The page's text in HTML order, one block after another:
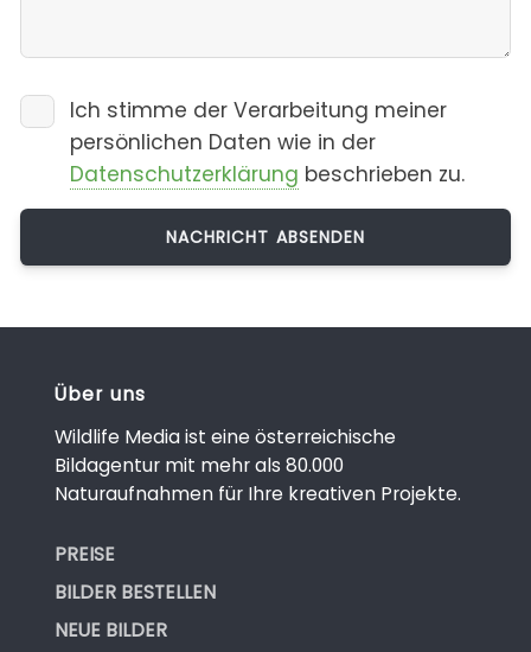
Ich stimme der Verarbeitung meiner
persönlichen Daten wie in der
Datenschutzerklärung beschrieben zu.
Über uns
Wildlife Media ist eine österreichische
Bildagentur mit mehr als 80.000
Naturaufnahmen für Ihre kreativen Projekte.
PREISE
BILDER BESTELLEN
NEUE BILDER